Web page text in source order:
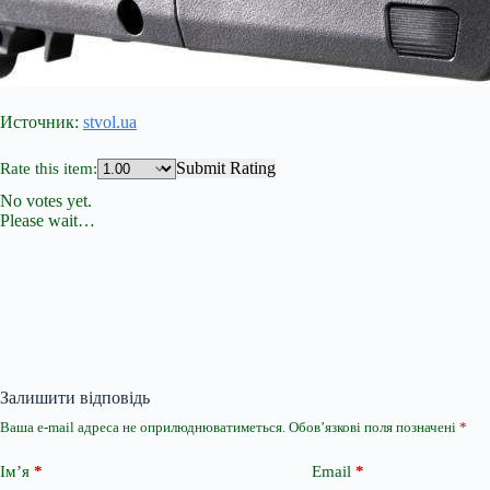
Источник: stvol.ua
Rate this item:
Submit Rating
No votes yet.
Please wait…
Залишити відповідь
Ваша e-mail адреса не оприлюднюватиметься. Обов’язкові поля позначені *
Ім’я * Email *